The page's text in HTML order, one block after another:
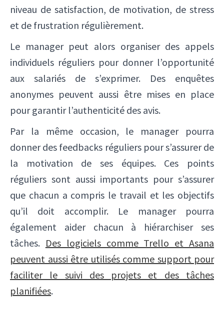
niveau de satisfaction, de motivation, de stress
et de frustration régulièrement.
Le manager peut alors organiser des appels
individuels réguliers pour donner l’opportunité
aux salariés de s’exprimer. Des enquêtes
anonymes peuvent aussi être mises en place
pour garantir l’authenticité des avis.
Par la même occasion, le manager pourra
donner des feedbacks réguliers pour s’assurer de
la motivation de ses équipes. Ces points
réguliers sont aussi importants pour s’assurer
que chacun a compris le travail et les objectifs
qu’il doit accomplir. Le manager pourra
également aider chacun à hiérarchiser ses
tâches. Des logiciels comme Trello et Asana
peuvent aussi être utilisés comme support pour
faciliter le suivi des projets et des tâches
planifiées.